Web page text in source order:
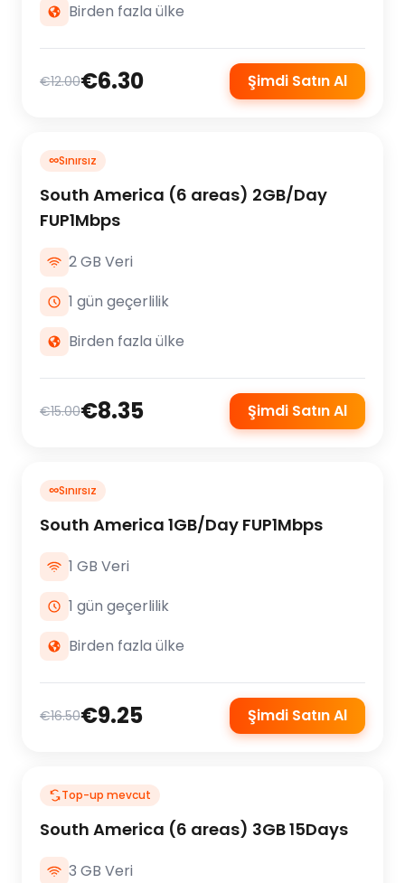
Birden fazla ülke
€12.00€6.30 Şimdi Satın Al
∞Sınırsız
South America (6 areas) 2GB/Day
FUP1Mbps
2 GB Veri
1 gün geçerlilik
Birden fazla ülke
€15.00€8.35 Şimdi Satın Al
∞Sınırsız
South America 1GB/Day FUP1Mbps
1 GB Veri
1 gün geçerlilik
Birden fazla ülke
€16.50€9.25 Şimdi Satın Al
Top-up mevcut
South America (6 areas) 3GB 15Days
3 GB Veri